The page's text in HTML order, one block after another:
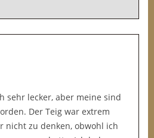
sehr lecker, aber meine sind
Der Teig war extrem
nicht zu denken, obwohl ich